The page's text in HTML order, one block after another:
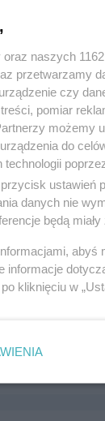
15, 83-110 Tczew
usługi
naszych
przetwarzamy
czy
pomiar
możemy
do
ustawień
danych nie
będą
informacje
kliknięciu w